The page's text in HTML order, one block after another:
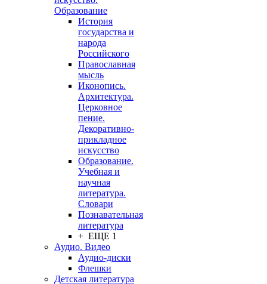
Образование
История
государства и
народа
Российского
Православная
мысль
Иконопись.
Архитектура.
Церковное
пение.
Декоративно-
прикладное
искусство
Образование.
Учебная и
научная
литература.
Словари
Познавательная
литература
+ ЕЩЕ 1
Аудио. Видео
Аудио-диски
Флешки
Детская литература